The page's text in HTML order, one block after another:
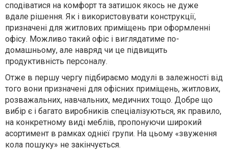
сподіватися на комфорт та затишок якось не дуже
вдале рішення. Як і використовувати конструкції,
призначені для житлових приміщень при оформленні
офісу. Можливо такий офіс і виглядатиме по-
домашньому, але навряд чи це підвищить
продуктивність персоналу.
Отже в першу чергу підбираємо модулі в залежності від
того вони призначені для офісних приміщень, житлових,
розважальних, навчальних, медичних тощо. Добре що
вибір є і багато виробників спеціалізуються, як правило,
на конкретному виді меблів, пропонуючи широкий
асортимент в рамках однієї групи. На цьому «звуження
кола пошуку» не закінчується.